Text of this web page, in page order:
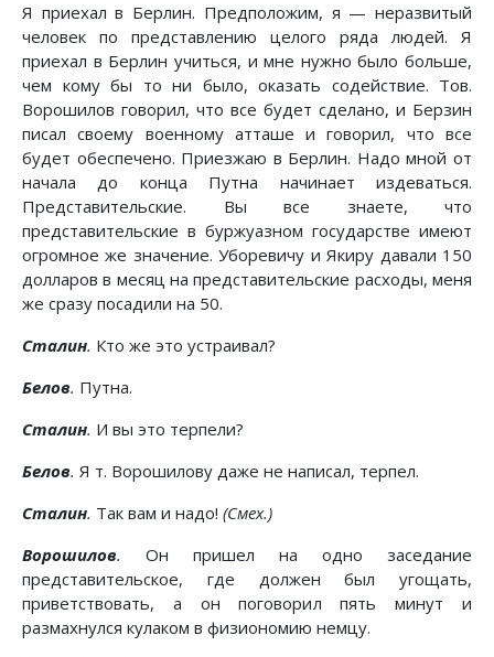
Я приехал в Берлин. Предположим, я — неразвитый
человек по представлению целого ряда людей. Я
приехал в Берлин учиться, и мне нужно было больше,
чем кому бы то ни было, оказать содействие. Тов.
Ворошилов говорил, что все будет сделано, и Берзин
писал своему военному атташе и говорил, что все
будет обеспечено. Приезжаю в Берлин. Надо мной от
начала до конца Путна начинает издеваться.
Представительские. Вы все знаете, что
представительские в буржуазном государстве имеют
огромное же значение. Уборевичу и Якиру давали 150
долларов в месяц на представительские расходы, меня
же сразу посадили на 50.
Сталин. Кто же это устраивал?
Белов. Путна.
Сталин. И вы это терпели?
Белов. Я т. Ворошилову даже не написал, терпел.
Сталин. Так вам и надо! (Смех.)
Ворошилов. Он пришел на одно заседание
представительское, где должен был угощать,
приветствовать, а он поговорил пять минут и
размахнулся кулаком в физиономию немцу.